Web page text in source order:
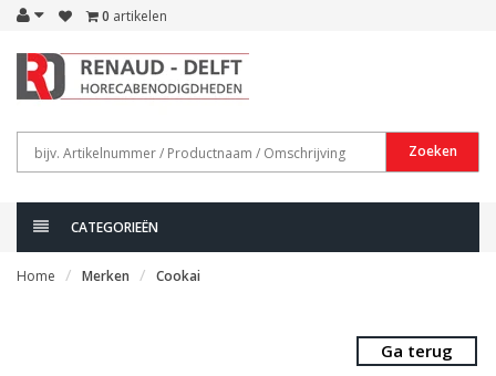
0 artikelen
Zoeken
CATEGORIEËN
Home Merken Cookai
Ga terug